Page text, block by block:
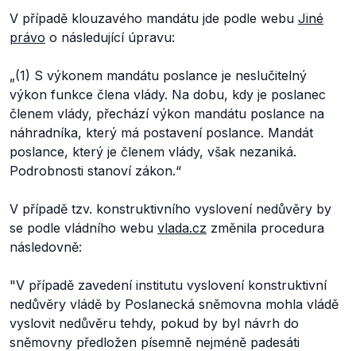
V případě klouzavého mandátu jde podle webu Jiné
právo o následující úpravu:
„(1) S výkonem mandátu poslance je neslučitelný
výkon funkce člena vlády. Na dobu, kdy je poslanec
členem vlády, přechází výkon mandátu poslance na
náhradníka, který má postavení poslance. Mandát
poslance, který je členem vlády, však nezaniká.
Podrobnosti stanoví zákon.“
V případě tzv. konstruktivního vyslovení nedůvěry by
se podle vládního webu vlada.cz změnila procedura
následovně:
"V případě zavedení institutu vyslovení konstruktivní
nedůvěry vládě by Poslanecká sněmovna mohla vládě
vyslovit nedůvěru tehdy, pokud by byl návrh do
sněmovny předložen písemně nejméně padesáti